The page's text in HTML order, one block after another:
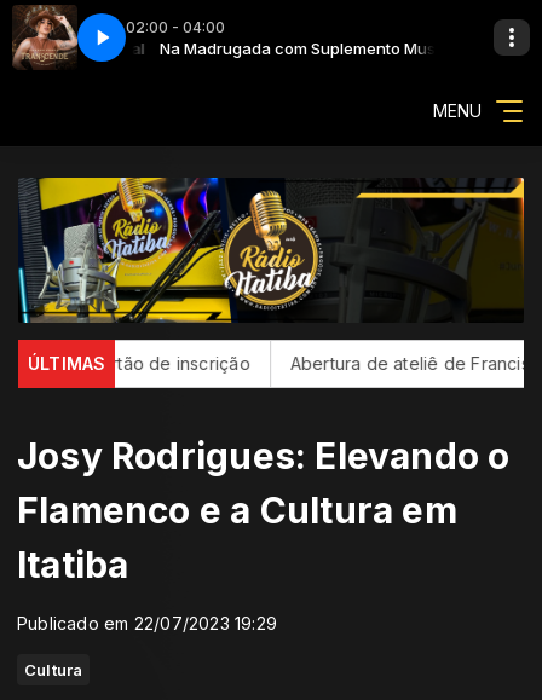
02:00 - 04:00
Musical Na Madrugada com Suplemento Musical
Vivo) Lauana Prado - Kamasutra (Ao Vivo)
MENU
ÚLTIMAS
de inscrição Abertura de ateliê de Francisco
Josy Rodrigues: Elevando o
Flamenco e a Cultura em
Itatiba
Publicado em 22/07/2023 19:29
Cultura